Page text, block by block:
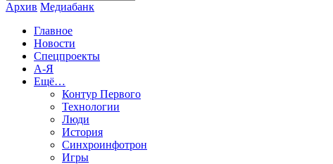
Архив Медиабанк
Главное
Новости
Спецпроекты
А-Я
Ещё…
Контур Первого
Технологии
Люди
История
Синхроинфотрон
Игры